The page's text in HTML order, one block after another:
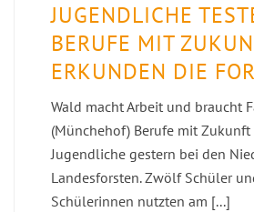
JUGENDLICHE
BERUFE MIT
ERKUNDEN DIE
Wald macht Arbeit und braucht
(Münchehof) Berufe mit
Jugendliche gestern bei den
Landesforsten. Zwölf Schüler
Schülerinnen nutzten am [...]